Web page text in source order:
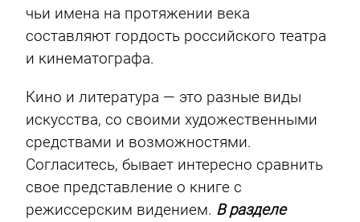
чьи имена на протяжении века
составляют гордость российского театра
и кинематографа.
Кино и литература — это разные виды
искусства, со своими художественными
средствами и возможностями.
Согласитесь, бывает интересно сравнить
свое представление о книге с
режиссерским видением. В разделе